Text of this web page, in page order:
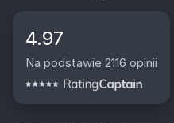
4.97
Na podstawie 2116 opinii